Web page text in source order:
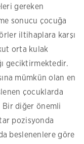
gereken
sonucu çocuğa
iltihaplara karşı
orta kulak
geciktirmektedir.
mümkün olan en
çocuklarda
Bir diğer önemli
pozisyonda
beslenenlere göre